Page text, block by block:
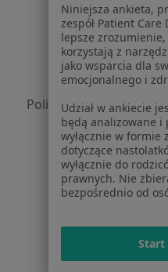
Polityka
Polityka
Polityka prywatności
dane
Jak działają
Niniejsza ankieta,
zespół Patient
lepsze
korzystają z
jako wsparcia dla
emocjonalnego i
Udział w ankiecie
będą analizowane i
wyłącznie w formie
dotyczące
wyłącznie do
prawnych. Nie
bezpośrednio od
Start